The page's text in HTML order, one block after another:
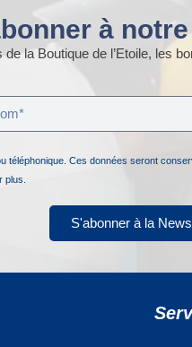
à
la Boutique de l’Etoile, les
Ces données seront
plus.
S'abonner à la